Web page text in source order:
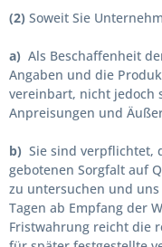
(2) Soweit Sie
a) Als Beschaffenheit
Angaben und die
vereinbart, nicht jedoch
Anpreisungen und
b) Sie sind verpflichtet,
gebotenen Sorgfalt auf
zu untersuchen und
Tagen ab Empfang der
Fristwahrung reicht die